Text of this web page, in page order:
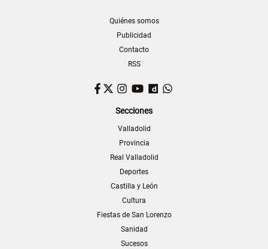
Quiénes somos
Publicidad
Contacto
RSS
Facebook
TwitterInstagram
YouTubeDailymotion
Secciones
Valladolid
Provincia
Real Valladolid
Deportes
Castilla y León
Cultura
Fiestas de San Lorenzo
Sanidad
Sucesos